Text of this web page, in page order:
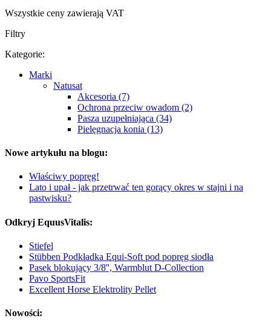
Wszystkie ceny zawierają VAT
Filtry
Kategorie:
Marki
Natusat
Akcesoria (7)
Ochrona przeciw owadom (2)
Pasza uzupełniająca (34)
Pielęgnacja konia (13)
Nowe artykułu na blogu:
Właściwy popręg!
Lato i upał - jak przetrwać ten gorący okres w stajni i na
pastwisku?
Odkryj EquusVitalis:
Stiefel
Stübben Podkładka Equi-Soft pod popręg siodła
Pasek blokujący 3/8'', Warmblut D-Collection
Pavo SportsFit
Excellent Horse Elektrolity Pellet
Nowości: